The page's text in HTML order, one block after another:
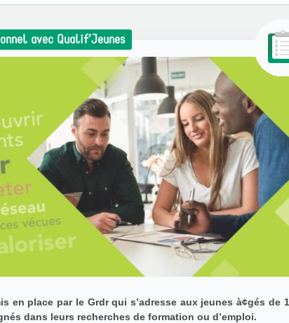
avec Qualif’Jeunes
en place par le Grdr qui s’adresse aux jeunes à¢gés de
dans leurs recherches de formation ou d’emploi.